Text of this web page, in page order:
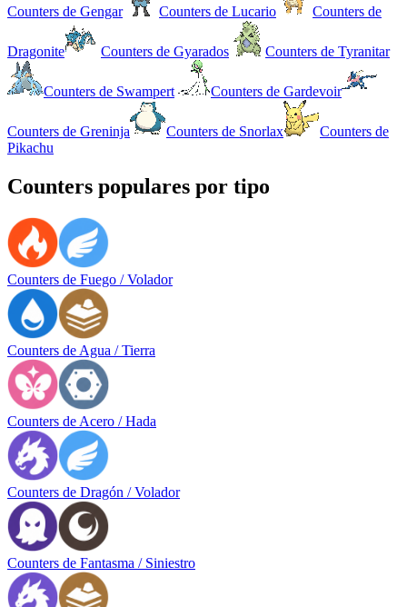
Counters de Gengar Counters de Lucario Counters de
Dragonite Counters de Gyarados Counters de Tyranitar
Counters de Swampert Counters de Gardevoir
Counters de Greninja Counters de Snorlax
Counters de
Pikachu
Counters populares por tipo
Counters de Fuego / Volador
Counters de Agua / Tierra
Counters de Acero / Hada
Counters de Dragón / Volador
Counters de Fantasma / Siniestro